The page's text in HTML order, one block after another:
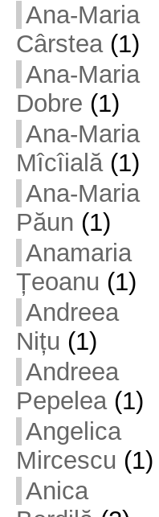
Ana-Maria
Cârstea(1)
Ana-Maria
Dobre (1)
Ana-Maria
Mîcîială(1)
Ana-Maria
Păun (1)
Anamaria
Țeoanu (1)
Andreea
Nițu (1)
Andreea
Pepelea(1)
Angelica
Mircescu (1)
Anica